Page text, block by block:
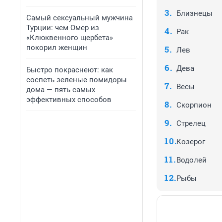
Самый сексуальный мужчина
Турции: чем Омер из
«Клюквенного щербета»
покорил женщин
Быстро покраснеют: как
соспеть зеленые помидоры
дома — пять самых
эффективных способов
Близнецы
Рак
Лев
Дева
Весы
Скорпион
Стрелец
Козерог
Водолей
Рыбы